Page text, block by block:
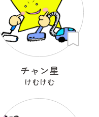
チャン星
けむけむ